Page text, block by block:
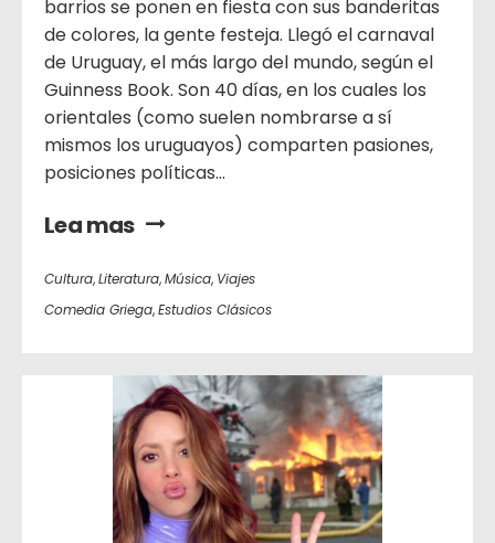
barrios se ponen en fiesta con sus banderitas
de colores, la gente festeja. Llegó el carnaval
de Uruguay, el más largo del mundo, según el
Guinness Book. Son 40 días, en los cuales los
orientales (como suelen nombrarse a sí
mismos los uruguayos) comparten pasiones,
posiciones políticas...
Lea mas
Cultura,Literatura,Música, Viajes
Comedia Griega,Estudios Clásicos